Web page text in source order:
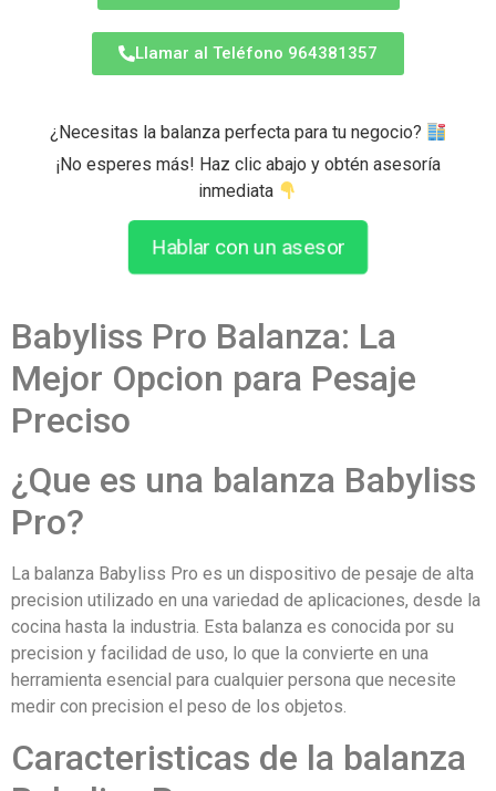
Llamar al Teléfono 964381357
¿Necesitas la balanza perfecta para tu negocio?
¡No esperes más! Haz clic abajo y obtén asesoría
inmediata
Hablar con un asesor
Babyliss Pro Balanza: La
Mejor Opcion para Pesaje
Preciso
¿Que es una balanza Babyliss
Pro?
La balanza Babyliss Pro es un dispositivo de pesaje de alta
precision utilizado en una variedad de aplicaciones, desde la
cocina hasta la industria. Esta balanza es conocida por su
precision y facilidad de uso, lo que la convierte en una
herramienta esencial para cualquier persona que necesite
medir con precision el peso de los objetos.
Caracteristicas de la balanza